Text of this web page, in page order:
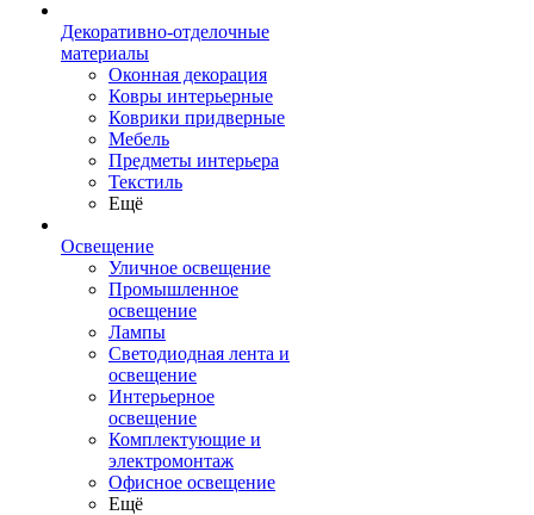
Декоративно-отделочные
материалы
Оконная декорация
Ковры интерьерные
Коврики придверные
Мебель
Предметы интерьера
Текстиль
Ещё
Освещение
Уличное освещение
Промышленное
освещение
Лампы
Светодиодная лента и
освещение
Интерьерное
освещение
Комплектующие и
электромонтаж
Офисное освещение
Ещё